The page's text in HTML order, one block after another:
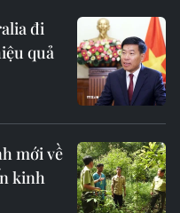
đi
quả
mới về
kinh